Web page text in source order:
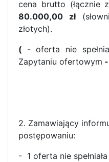
cena brutto (łącznie
80.000,00 zł
złotych).
( - oferta nie
Zapytaniu ofertowym
2. Zamawiający
postępowaniu:
- 1 oferta nie